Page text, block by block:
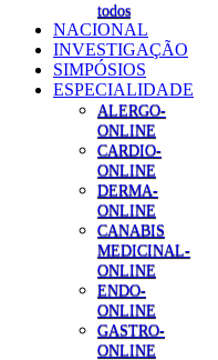
todos
NACIONAL
INVESTIGAÇÃO
SIMPÓSIOS
ESPECIALIDADE
ALERGO-
ONLINE
CARDIO-
ONLINE
DERMA-
ONLINE
CANABIS
MEDICINAL-
ONLINE
ENDO-
ONLINE
GASTRO-
ONLINE